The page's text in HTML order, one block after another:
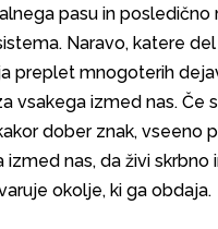
pasu in posledično
Naravo, katere
preplet mnogoterih
vsakega izmed nas. Če
dober znak, vseeno
izmed nas, da živi skrbno
okolje, ki ga obdaja.